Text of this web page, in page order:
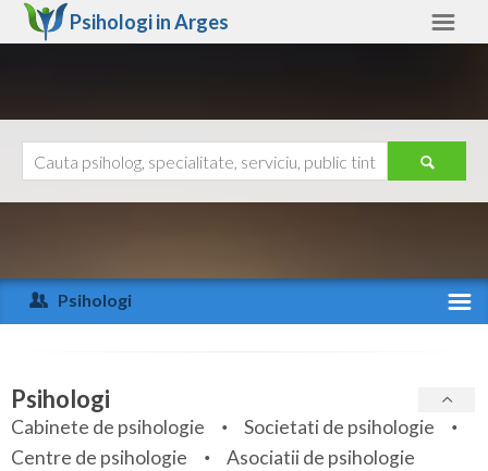
Psihologi inArges
Arad
Arges
Bihor
Bistrita-Nasaud
Ajutor
Psihologi
Specialitati
Servicii
Psihologi
Cabinete de psihologie
Societati de psihologie
Centre de psihologie
Asociatii de psihologie